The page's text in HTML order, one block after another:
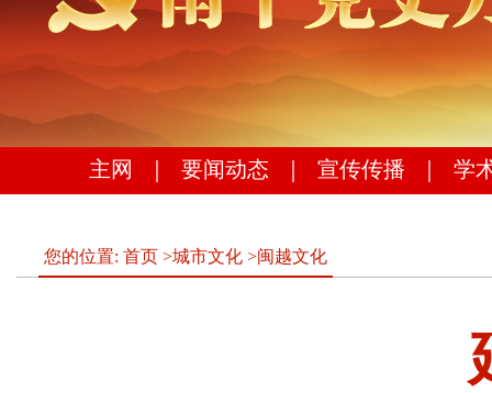
主网 要闻动态 宣传传播 学
您的位置: 首页 >城市文化 >闽越文化